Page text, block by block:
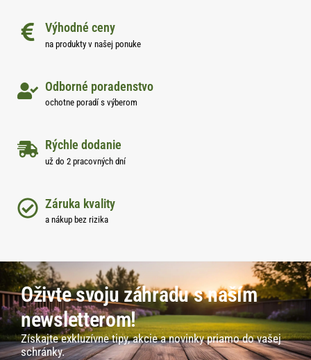
Výhodné ceny
na produkty v našej ponuke
Odborné poradenstvo
ochotne poradí s výberom
Rýchle dodanie
už do 2 pracovných dní
Záruka kvality
a nákup bez rizika
Oživte svoju záhradu s naším
newsletterom!
Získajte exkluzívne tipy, akcie a novinky priamo do vašej
schránky.